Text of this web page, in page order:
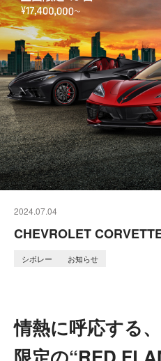
2024.07.04
CHEVROLET
シボレー お知らせ
情熱に呼応する